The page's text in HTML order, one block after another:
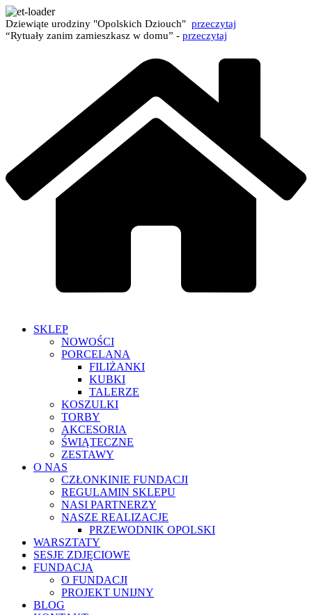
Dziewiąte urodziny "Opolskich Dziouch" przeczytaj
“Rytuały zanim zamieszkasz w domu” - przeczytaj
SKLEP
NOWOŚCI
PORCELANA
FILIŻANKI
KUBKI
TALERZE
KOSZULKI
TORBY
AKCESORIA
ŚWIĄTECZNE
ZESTAWY
O NAS
CZŁONKINIE FUNDACJI
REGULAMIN SKLEPU
NASI PARTNERZY
NASZE REALIZACJE
PRZEWODNIK OPOLSKI
WARSZTATY
SESJE ZDJĘCIOWE
FUNDACJA
O FUNDACJI
PROJEKT UNIJNY
BLOG